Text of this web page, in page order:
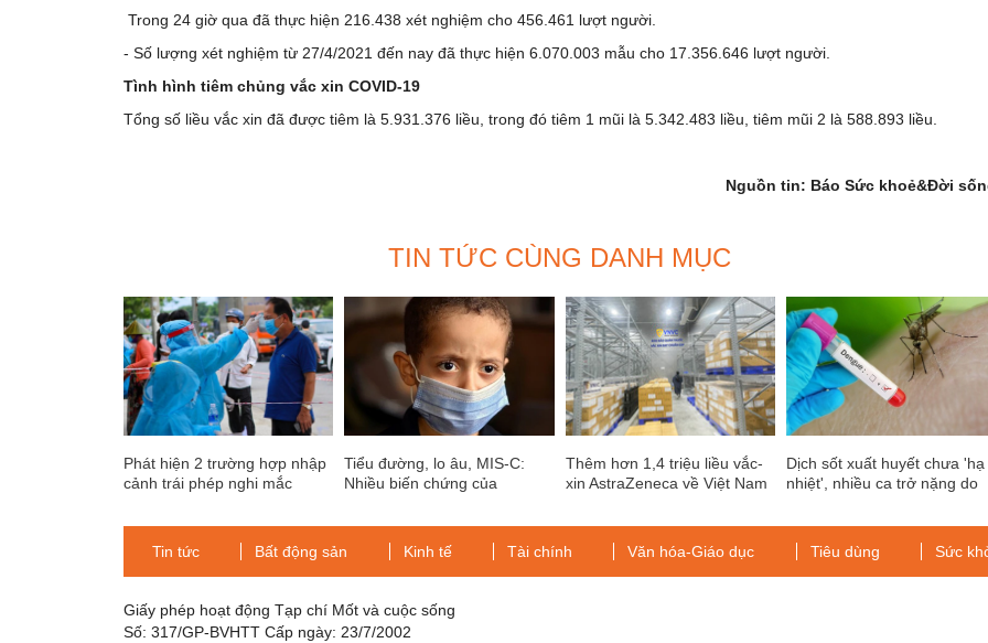
Trong 24 giờ qua đã thực hiện 216.438 xét nghiệm cho 456.461 lượt người.
- Số lượng xét nghiệm từ 27/4/2021 đến nay đã thực hiện 6.070.003 mẫu cho 17.356.646 lượt người.
Tình hình tiêm chủng vắc xin COVID-19
Tổng số liều vắc xin đã được tiêm là 5.931.376 liều, trong đó tiêm 1 mũi là 5.342.483 liều, tiêm mũi 2 là 588.893 liều.
Nguồn tin: Báo Sức khoẻ&Đời
TIN TỨC CÙNG DANH MỤC
Phát hiện 2 trường hợp nhập
cảnh trái phép nghi mắc
Tiểu đường, lo âu, MIS-C:
Nhiều biến chứng của
Thêm hơn 1,4 triệu liều vắc-
xin AstraZeneca về Việt Nam
Dịch sốt xuất huyết chưa 'hạ
nhiệt', nhiều ca trở nặng do
Tin tức Bất động sản Kinh tế Tài chính Văn hóa-Giáo dục Tiêu dùng Sức
Giấy phép hoạt động Tạp chí Mốt và cuộc sống
Số: 317/GP-BVHTT Cấp ngày: 23/7/2002